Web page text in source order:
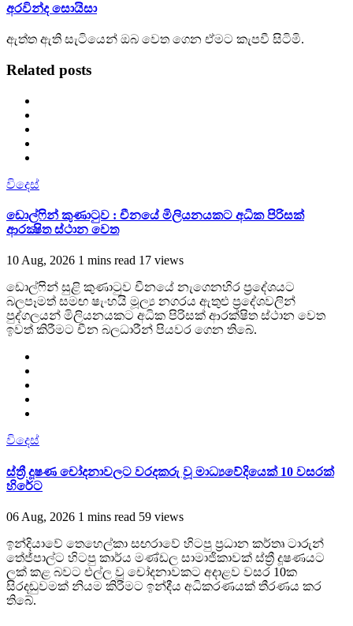
අරවින්ද සොයිසා
ඇත්ත ඇති සැටියෙන් ඔබ වෙත ගෙන ඒමට කැපවී සිටිමි.
Related posts
විදෙස්
ඩොල්ෆින් කුණාටුව : චීනයේ මිලියනයකට අධික පිරිසක්
ආරක්‍ෂිත ස්ථාන වෙත
10 Aug, 2026 1 mins read 17 views
ඩොල්ෆින් සුළි කුණාටුව චීනයේ නැගෙනහිර ප්‍රදේශයට
බලපෑමත් සමඟ ෂැංහයි මූල්‍ය නගරය ඇතුළු ප්‍රදේශවලින්
පුද්ගලයන් මිලියනයකට අධික පිරිසක් ආරක්ෂිත ස්ථාන වෙත
ඉවත් කිරීමට චීන බලධාරීන් පියවර ගෙන තිබේ.
විදෙස්
ස්ත්‍රී දූෂණ චෝදනාවලට වරදකරු වූ මාධ්‍යවේදියෙක් 10 වසරක්
හිරේට
06 Aug, 2026 1 mins read 59 views
ඉන්දියාවේ තෙහෙල්කා සඟරාවේ හිටපු ප්‍රධාන කර්තෘ ටාරුන්
තේජ්පාල්ට හිටපු කාර්ය මණ්ඩල සාමාජිකාවක් ස්ත්‍රී දූෂණයට
ලක් කළ බවට එල්ල වූ චෝදනාවකට අදාළව වසර 10ක
සිරදඬුවමක් නියම කිරීමට ඉන්දීය අධිකරණයක් තීරණය කර
තිබේ.